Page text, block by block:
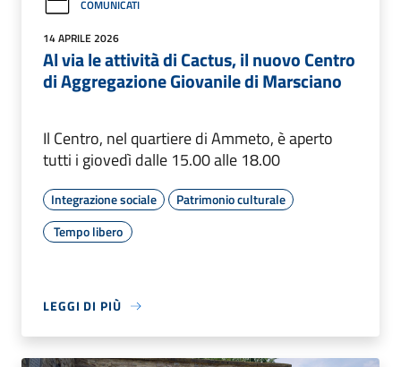
COMUNICATI
14 APRILE 2026
Al via le attività di Cactus, il nuovo Centro
di Aggregazione Giovanile di Marsciano
Il Centro, nel quartiere di Ammeto, è aperto
tutti i giovedì dalle 15.00 alle 18.00
Integrazione sociale
Patrimonio culturale
Tempo libero
LEGGI DI PIÙ